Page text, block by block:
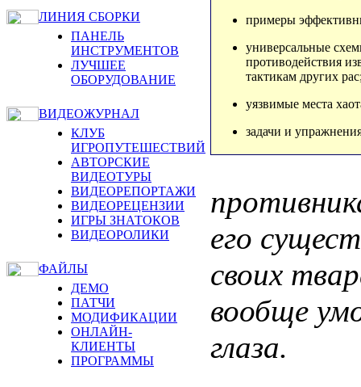
ЛИНИЯ СБОРКИ
ПАНЕЛЬ
ИНСТРУМЕНТОВ
ЛУЧШЕЕ
ОБОРУДОВАНИЕ
ВИДЕОЖУРНАЛ
КЛУБ
ИГРОПУТЕШЕСТВИЙ
АВТОРСКИЕ
ВИДЕОТУРЫ
ВИДЕОРЕПОРТАЖИ
ВИДЕОРЕЦЕНЗИИ
ИГРЫ ЗНАТОКОВ
ВИДЕОРОЛИКИ
ФАЙЛЫ
ДЕМО
ПАТЧИ
МОДИФИКАЦИИ
ОНЛАЙН-
КЛИЕНТЫ
ПРОГРАММЫ
примеры
универсальные
противодействия
тактикам других
уязвимые места
задачи и
его
своих
вообще
глаза.